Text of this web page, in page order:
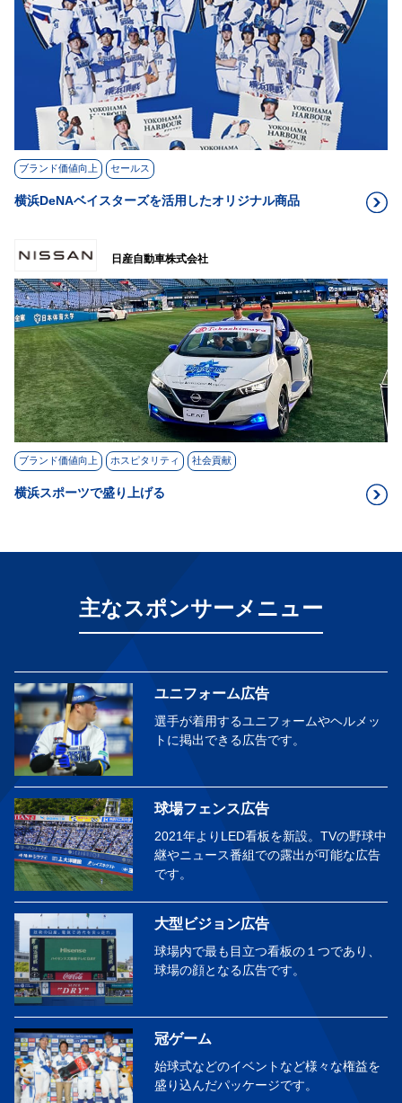
ブランド価値向上 セールス
横浜DeNAベイスターズを活用したオリジナル商品
日産自動車株式会社
ブランド価値向上 ホスピタリティ 社会貢献
横浜スポーツで盛り上げる
主なスポンサーメニュー
ユニフォーム広告
選手が着用するユニフォームやヘルメッ
トに掲出できる広告です。
球場フェンス広告
2021年よりLED看板を新設。TVの野球中
継やニュース番組での露出が可能な広告
です。
大型ビジョン広告
球場内で最も目立つ看板の１つであり、
球場の顔となる広告です。
冠ゲーム
始球式などのイベントなど様々な権益を
盛り込んだパッケージです。